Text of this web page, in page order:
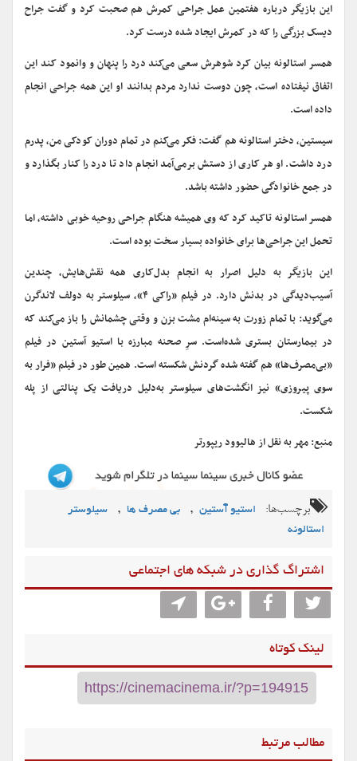
این بازیگر درباره هفتمین عمل جراحی کمرش هم صحبت کرد و گفت جراح
دیسک بزرگی را که در کمرش ایجاد شده درست کرد.
همسر استالونه بیان کرد شوهرش سعی می‌کند درد را پنهان و وانمود کند این
اتفاق نیفتاده است، چون دوست ندارد مردم بدانند او این همه جراحی انجام
داده است.
سیستین، دختر استالونه هم گفت: فکر می‌کنم در تمام دوران کودکی من، پدرم
درد داشت. او هر کاری از دستش برمی‌آمد انجام داد تا درد را کنار بگذارد و
در جمع خانوادگی حضور داشته باشد.
همسر استالونه تاکید کرد که وی همیشه هنگام جراحی روحیه خوبی داشته، اما
تحمل این جراحی‌ها برای خانواده بسیار سخت بوده است.
این بازیگر به دلیل اصرار به انجام بدل‌کاری‌ همه نقش‌هایش، چندین
آسیب‌دیدگی در بدنش دارد. در فیلم «راکی ۴»، سیلوستر به دولف لاندگرن
می‌گوید: با تمام زورت به سینه‌ام مشت بزن و وقتی چشمانش را باز می‌کند که
در بیمارستان بستری شده‌است. سرِ صحنه مبارزه با استیو آستین در فیلم
«بی‌مصرف‌ها» هم گفته شده گردنش شکسته است. همین طور در فیلم «فرار به
سوی پیروزی» نیز انگشت‌های سیلوستر به‌دلیل دریافت یک پنالتی از پله
شکست.
منبع: مهر به نقل از هالیوود ریپورتر
برچسب‌ها: استیو آستین , بی مصرف ها ,
سیلوستر
استالونه
اشتراگ گذاری در شبکه های اجتماعی
لینک کوتاه
مطالب مرتبط